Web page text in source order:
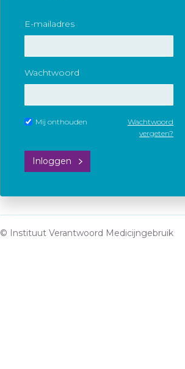
E-mailadres
Wachtwoord
Mij onthouden
Wachtwoord
vergeten?
Inloggen
© Instituut Verantwoord Medicijngebruik